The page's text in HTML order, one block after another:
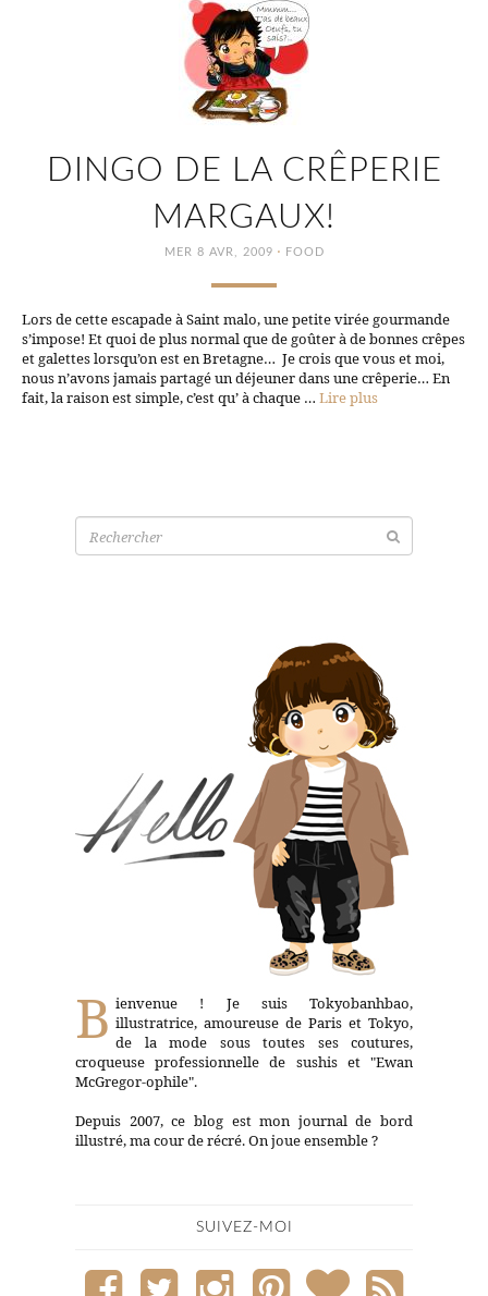
DINGO DE LA CRÊPERIE
MARGAUX!
MER 8 AVR, 2009 · FOOD
Lors de cette escapade à Saint malo, une petite virée gourmande
s’impose! Et quoi de plus normal que de goûter à de bonnes crêpes
et galettes lorsqu’on est en Bretagne… Je crois que vous et moi,
nous n’avons jamais partagé un déjeuner dans une crêperie… En
fait, la raison est simple, c’est qu’ à chaque … Lire plus
Recherche
pour:
B ienvenue ! Je suis Tokyobanhbao,
illustratrice, amoureuse de Paris et Tokyo,
de la mode sous toutes ses coutures,
croqueuse professionnelle de sushis et "Ewan
McGregor-ophile".
Depuis 2007, ce blog est mon journal de bord
illustré, ma cour de récré. On joue ensemble ?
SUIVEZ-MOI